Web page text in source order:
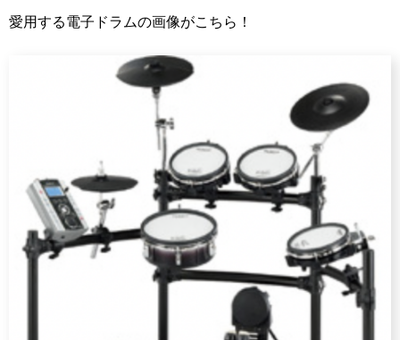
愛用する電子ドラムの画像がこちら！